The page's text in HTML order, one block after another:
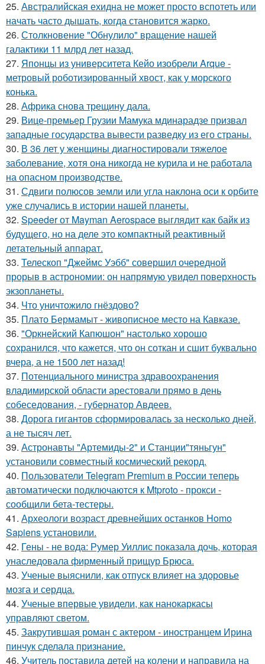
25. Австралийская ехидна не может просто вспотеть или
начать часто дышать, когда становится жарко.
26. Столкновение "Обнулило" вращение нашей
галактики 11 млрд лет назад.
27. Японцы из университета Кейо изобрели Arque -
метровый роботизированный хвост, как у морского
конька.
28. Африка снова трещину дала.
29. Вице-премьер Грузии Мамука мдинарадзе призвал
западные государства вывести разведку из его страны.
30. В 36 лет у женщины диагностировали тяжелое
заболевание, хотя она никогда не курила и не работала
на опасном производстве.
31. Сдвиги полюсов земли или угла наклона оси к орбите
уже случались в истории нашей планеты.
32. Speeder от Mayman Aerospace выглядит как байк из
будущего, но на деле это компактный реактивный
летательный аппарат.
33. Телескоп "Джеймс Уэбб" совершил очередной
прорыв в астрономии: он напрямую увидел поверхность
экзопланеты.
34. Что уничтожило гнёздово?
35. Плато Бермамыт - живописное место на Кавказе.
36. "Оркнейский Капюшон" настолько хорошо
сохранился, что кажется, что он соткан и сшит буквально
вчера, а не 1500 лет назад!
37. Потенциального министра здравоохранения
владимирской области арестовали прямо в день
собеседования, - губернатор Авдеев.
38. Дорога гигантов сформировалась за несколько дней,
а не тысяч лет.
39. Астронавты "Артемиды-2" и Станции"тяньгун"
установили совместный космический рекорд.
40. Пользователи Telegram Premium в России теперь
автоматически подключаются к Mtproto - прокси -
сообщили бета-тестеры.
41. Археологи возраст древнейших останков Homo
Sapiens установили.
42. Гены - не вода: Румер Уиллис показала дочь, которая
унаследовала фирменный прищур Брюса.
43. Ученые выяснили, как отпуск влияет на здоровье
мозга и сердца.
44. Ученые впервые увидели, как нанокаркасы
управляют светом.
45. Закрутившая роман с актером - иностранцем Ирина
пинчук сделала признание.
46. Учитель поставила детей на колени и направила на